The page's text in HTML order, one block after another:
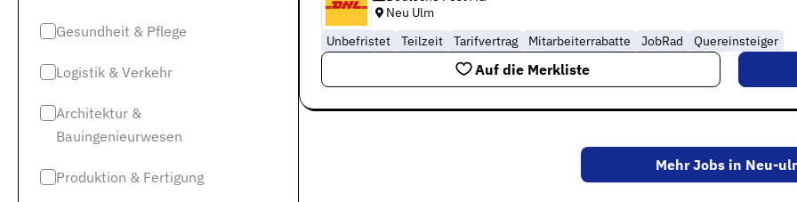
Gesundheit & Pflege
Logistik & Verkehr
Architektur &
Bauingenieurwesen
Produktion & Fertigung
Neu Ulm
Unbefristet
Teilzeit Tarifvertrag Mitarbeiterrabatte JobRad Quereinsteiger
Auf die Merkliste
Mehr Jobs in Neu-